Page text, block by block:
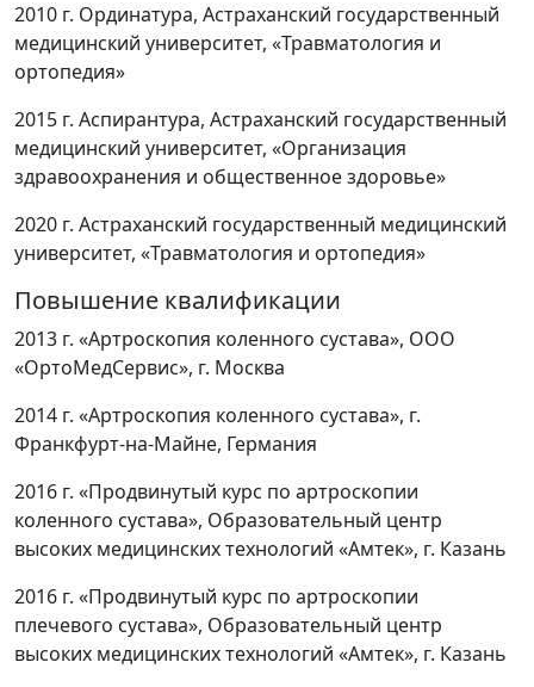
2010 г. Ординатура, Астраханский государственный
медицинский университет, «Травматология и
ортопедия»
2015 г. Аспирантура, Астраханский государственный
медицинский университет, «Организация
здравоохранения и общественное здоровье»
2020 г. Астраханский государственный медицинский
университет, «Травматология и ортопедия»
Повышение квалификации
2013 г. «Артроскопия коленного сустава», ООО
«ОртоМедСервис», г. Москва
2014 г. «Артроскопия коленного сустава», г.
Франкфурт-на-Майне, Германия
2016 г. «Продвинутый курс по артроскопии
коленного сустава», Образовательный центр
высоких медицинских технологий «Амтек», г. Казань
2016 г. «Продвинутый курс по артроскопии
плечевого сустава», Образовательный центр
высоких медицинских технологий «Амтек», г. Казань